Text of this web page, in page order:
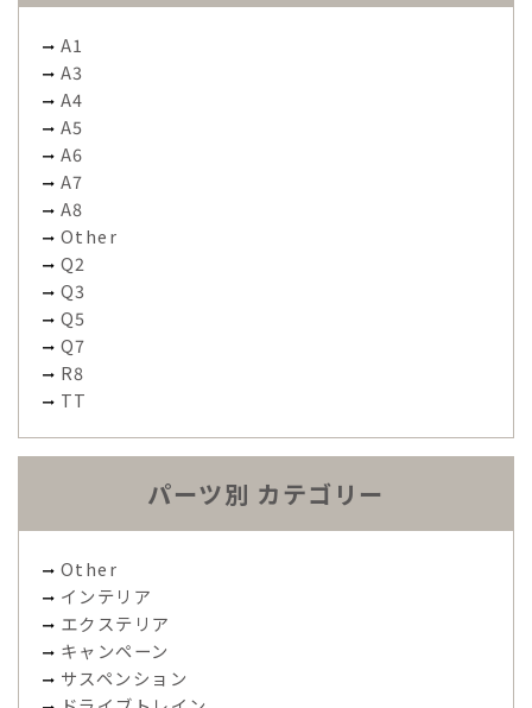
A1
A3
A4
A5
A6
A7
A8
Other
Q2
Q3
Q5
Q7
R8
TT
パーツ別 カテゴリー
Other
インテリア
エクステリア
キャンペーン
サスペンション